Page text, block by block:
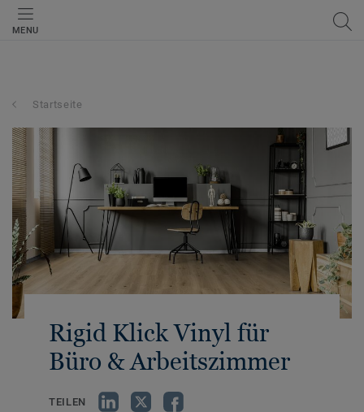
MENU
Startseite
Rigid Klick Vinyl für
Büro & Arbeitszimmer
TEILEN